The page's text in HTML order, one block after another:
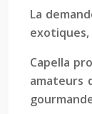
La
Capella
amateurs